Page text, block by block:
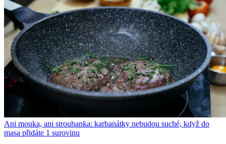
Ani mouka, ani strouhanka: karbanátky nebudou suché, když do
masa přidáte 1 surovinu